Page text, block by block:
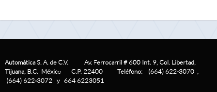
Automática S. A. de C.V. Av. Ferrocarril # 600 Int. 9, Col. Libertad,
Tijuana, B.C. México C.P. 22400
Teléfono: (664) 622-3070 ,
(664) 622-3072 y 664 6223051